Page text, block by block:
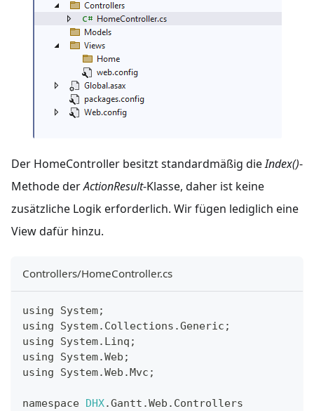
Der HomeController besitzt standardmäßig dieIndex()-
Methode derActionResult-Klasse, daher ist keine
zusätzliche Logik erforderlich. Wir fügen lediglich eine
View dafür hinzu.
Controllers/HomeController.cs
using System;
using System. Collections .Generic ;
using System. Linq ;
using System.Web ;
using System.Web .Mvc ;
namespace DHX.Gantt .Web . Controllers